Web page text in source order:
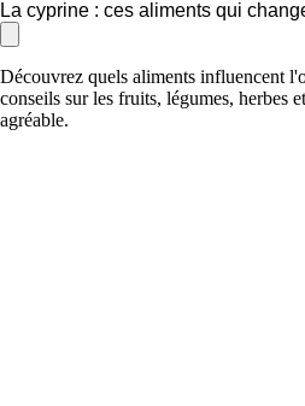
La cyprine : ces aliments qui
Découvrez quels aliments influencent
conseils sur les fruits, légumes, herbes
agréable.